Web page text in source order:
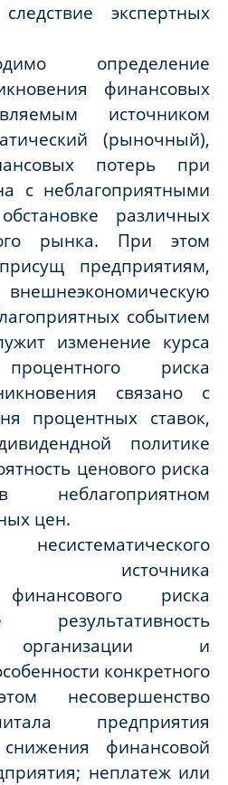
экспертных
определение
финансовых
источником
(рыночный),
потерь при
с неблагоприятными
различных
рынка. При этом
предприятиям,
событием
изменение курса
риска
связано с
процентных ставок,
политике
ценового риска
неблагоприятном
цен.
источника
риска
организации и
конкретного
несовершенство
предприятия
финансовой
неплатеж или